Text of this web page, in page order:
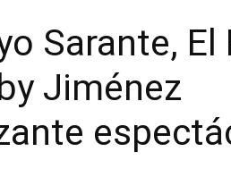
Sarante, El
Jiménez